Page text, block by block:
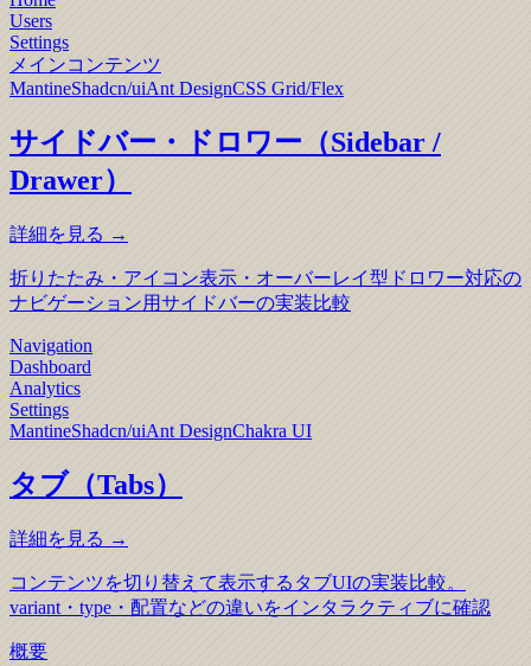
Users
Settings
メインコンテンツ
MantineShadcn/uiAnt DesignCSS Grid/Flex
サイドバー・ドロワー（Sidebar /
Drawer）
詳細を見る →
折りたたみ・アイコン表示・オーバーレイ型ドロワー対応の
ナビゲーション用サイドバーの実装比較
Navigation
Dashboard
Analytics
Settings
MantineShadcn/uiAnt DesignChakra UI
タブ（Tabs）
詳細を見る →
コンテンツを切り替えて表示するタブUIの実装比較。
variant・type・配置などの違いをインタラクティブに確認
概要